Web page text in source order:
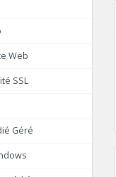
Web
SSL
Géré